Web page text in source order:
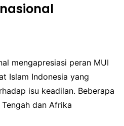
mengapresiasi peran MUI
Islam Indonesia yang
isu keadilan. Beberapa
dan Afrika